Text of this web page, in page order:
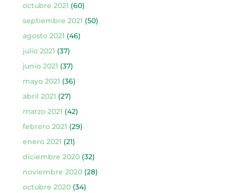
octubre 2021 (60)
septiembre 2021 (50)
agosto 2021 (46)
julio 2021 (37)
junio 2021 (37)
mayo 2021 (36)
abril 2021 (27)
marzo 2021 (42)
febrero 2021 (29)
enero 2021 (21)
diciembre 2020(32)
noviembre 2020(28)
octubre 2020(34)